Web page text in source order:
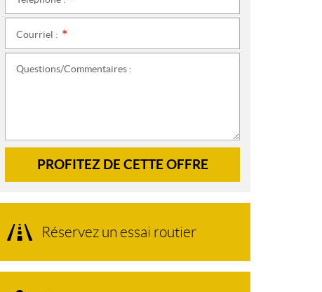
Courriel :
Questions/Commentaires :
PROFITEZ DE CETTE OFFRE
Réservez un essai routier